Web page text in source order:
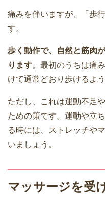
痛みを伴いますが、「歩
す。
歩く動作で、自然と筋肉
ります。最初のうちは痛
けて通常どおり歩けるよ
ただし、これは運動不足
ための策です。運動や立
る時には、ストレッチや
いましょう。
マッサージを受